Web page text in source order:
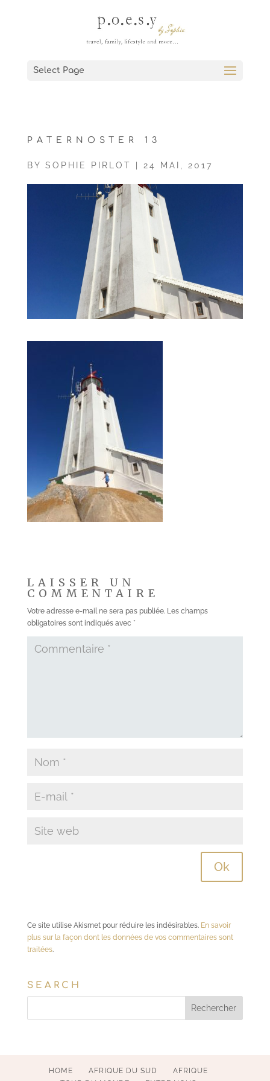
Select Page
PATERNOSTER 13
BY SOPHIE PIRLOT 24 MAI, 2017
LAISSER UN
COMMENTAIRE
Votre adresse e-mail ne sera pas publiée. Les champs
obligatoires sont indiqués avec *
Ce site utilise Akismet pour réduire les indésirables. En savoir
plus sur la façon dont les données de vos commentaires sont
traitées.
SEARCH
HOME AFRIQUE DU SUD
AFRIQUE